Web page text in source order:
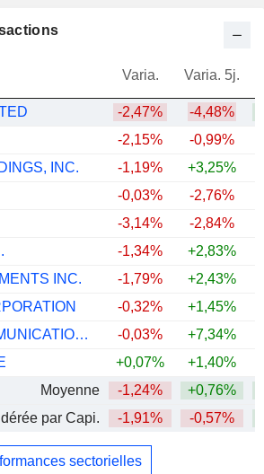
Varia. Varia. 5j.
-2,47% -4,48%
-2,15% -0,99%
INC.
-1,19% +3,25%
-0,03% -2,76%
-3,14% -2,84%
-1,34% +2,83%
INC.
-1,79% +2,43%
-0,32%
+1,45%
ONE97 COMMUNICATIONS LIMITED
-0,03% +7,34%
+0,07% +1,40%
Moyenne
-1,24% +0,76%
par Capi.
-1,91% -0,57%
sectorielles